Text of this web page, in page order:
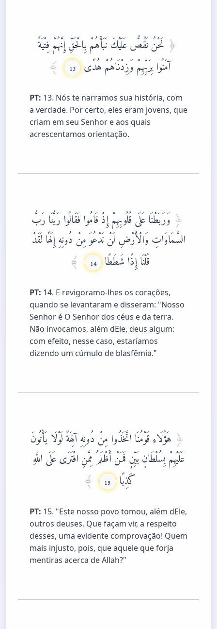
نَحْنُ نَقُصُّ عَلَيْكَ نَبَأَهُمْ بِالْحَقِّ إِنَّهُمْ فِتْيَةٌ
آمَنُوا بِرَبِّهِمْ وَزِدْنَاهُمْ هُدًى 13
PT: 13. Nós te narramos sua história, com
a verdade. Por certo, eles eram jovens, que
criam em seu Senhor e aos quais
acrescentamos orientação.
وَرَبَطْنَا عَلَى قُلُوبِهِمْ إِذْ قَامُوا فَقَالُوا رَبُّنَا رَبُّ
السَّمَاوَاتِ وَالْأَرْضِ لَنْ نَدْعُوَ مِنْ دُونِهِ إِلَهًا لَقَدْ
قُلْنَا إِذًا شَطَطًا 14
PT: 14. E revigoramo-lhes os corações,
quando se levantaram e disseram: "Nosso
Senhor é O Senhor dos céus e da terra.
Não invocamos, além dEle, deus algum:
com efeito, nesse caso, estaríamos
dizendo um cúmulo de blasfêmia."
هَؤُلَاءِ قَوْمُنَا اتَّخَذُوا مِنْ دُونِهِ آلِهَةً لَوْلَا يَأْتُونَ
عَلَيْهِمْ بِسُلْطَانٍ بَيِّنٍ فَمَنْ أَظْلَمُ مِمَّنِ افْتَرَى عَلَى اللَّهِ
كَذِبًا 15
PT: 15. "Este nosso povo tomou, além dEle,
outros deuses. Que façam vir, a respeito
desses, uma evidente comprovação! Quem
mais injusto, pois, que aquele que forja
mentiras acerca de Allah?"